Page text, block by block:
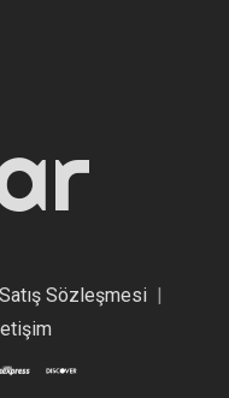
Sözleşmesi|